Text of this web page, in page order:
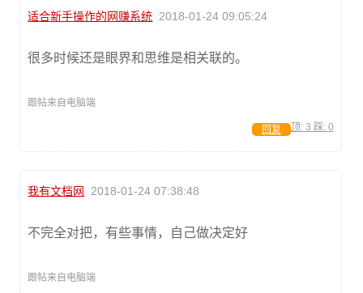
适合新手操作的网赚系统 2018-01-24 09:05:24
很多时候还是眼界和思维是相关联的。
跟帖来自电脑端
顶: 3 踩: 0
回复
我有文档网 2018-01-24 07:38:48
不完全对把，有些事情，自己做决定好
跟帖来自电脑端